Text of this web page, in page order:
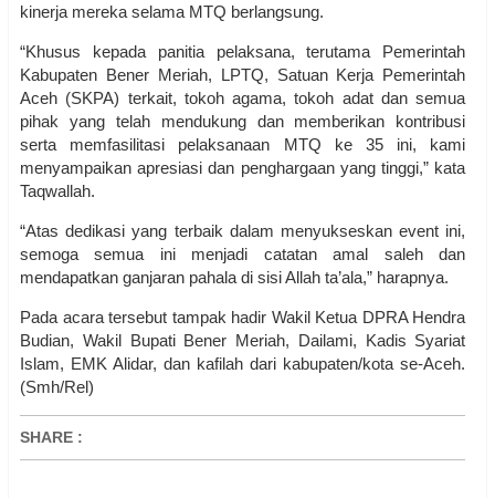
kinerja mereka selama MTQ berlangsung.
“Khusus kepada panitia pelaksana, terutama Pemerintah
Kabupaten Bener Meriah, LPTQ, Satuan Kerja Pemerintah
Aceh (SKPA) terkait, tokoh agama, tokoh adat dan semua
pihak yang telah mendukung dan memberikan kontribusi
serta memfasilitasi pelaksanaan MTQ ke 35 ini, kami
menyampaikan apresiasi dan penghargaan yang tinggi,” kata
Taqwallah.
“Atas dedikasi yang terbaik dalam menyukseskan event ini,
semoga semua ini menjadi catatan amal saleh dan
mendapatkan ganjaran pahala di sisi Allah ta’ala,” harapnya.
Pada acara tersebut tampak hadir Wakil Ketua DPRA Hendra
Budian, Wakil Bupati Bener Meriah, Dailami, Kadis Syariat
Islam, EMK Alidar, dan kafilah dari kabupaten/kota se-Aceh.
(Smh/Rel)
SHARE :